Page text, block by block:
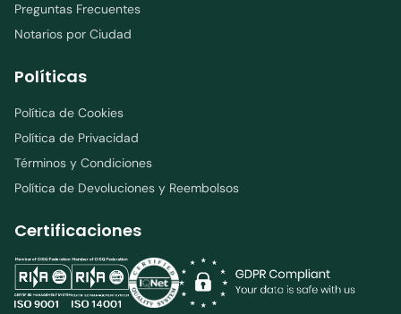
Preguntas Frecuentes
Notarios por Ciudad
Políticas
Política de Cookies
Política de Privacidad
Términos y Condiciones
Política de Devoluciones y Reembolsos
Certificaciones